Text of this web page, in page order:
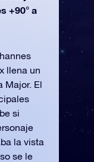
+90° a
llena un
Major. El
si
la vista
se le